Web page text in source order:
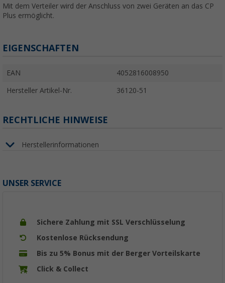
Mit dem Verteiler wird der Anschluss von zwei Geräten an das CP
Plus ermöglicht.
EIGENSCHAFTEN
EAN 4052816008950
Hersteller Artikel-Nr. 36120-51
RECHTLICHE HINWEISE
Herstellerinformationen
UNSER SERVICE
Sichere Zahlung mit SSL Verschlüsselung
Kostenlose Rücksendung
Bis zu 5% Bonus mit der Berger Vorteilskarte
Click & Collect